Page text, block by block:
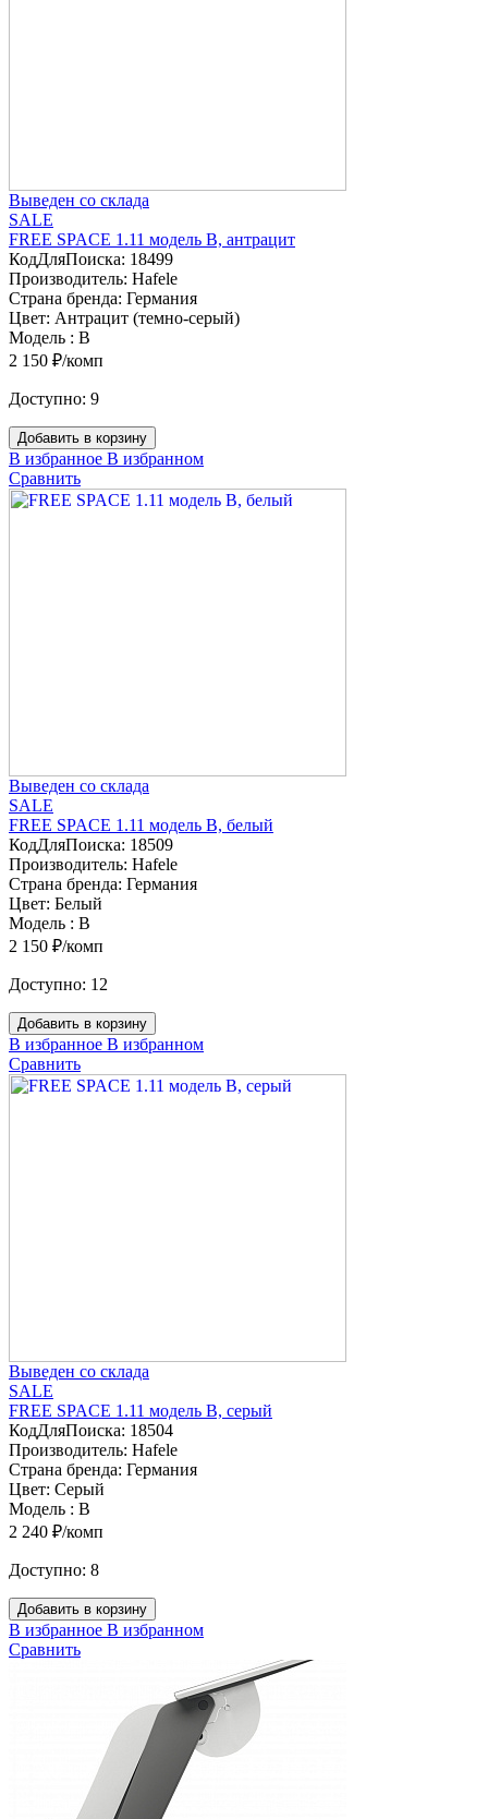
Выведен со склада
SALE
FREE SPACE 1.11 модель B, антрацит
КодДляПоиска: 18499
Производитель: Hafele
Страна бренда: Германия
Цвет: Антрацит (темно-серый)
Модель : B
2 150 ₽/комп
Доступно: 9
Добавить в корзину
В избранное В избранном
Сравнить
Выведен со склада
SALE
FREE SPACE 1.11 модель B, белый
КодДляПоиска: 18509
Производитель: Hafele
Страна бренда: Германия
Цвет: Белый
Модель : B
2 150 ₽/комп
Доступно: 12
Добавить в корзину
В избранное В избранном
Сравнить
Выведен со склада
SALE
FREE SPACE 1.11 модель B, серый
КодДляПоиска: 18504
Производитель: Hafele
Страна бренда: Германия
Цвет: Серый
Модель : B
2 240 ₽/комп
Доступно: 8
Добавить в корзину
В избранное В избранном
Сравнить